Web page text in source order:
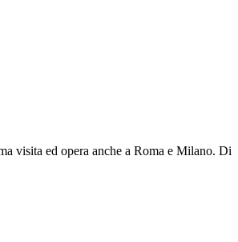
visita ed opera anche a Roma e Milano. Di